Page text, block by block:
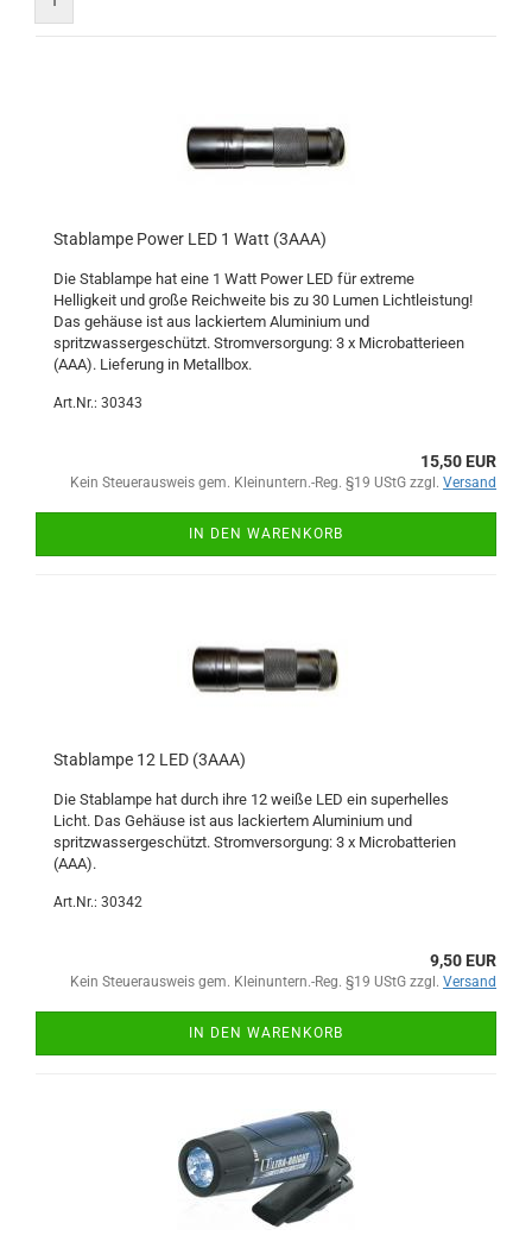
Stablampe Power LED 1 Watt (3AAA)
Die Stablampe hat eine 1 Watt Power LED für extreme
Helligkeit und große Reichweite bis zu 30 Lumen Lichtleistung!
Das gehäuse ist aus lackiertem Aluminium und
spritzwassergeschützt. Stromversorgung: 3 x Microbatterieen
(AAA). Lieferung in Metallbox.
Art.Nr.: 30343
15,50 EUR
Kein Steuerausweis gem. Kleinuntern.-Reg. §19 UStG zzgl. Versand
IN DEN WARENKORB
Stablampe 12 LED (3AAA)
Die Stablampe hat durch ihre 12 weiße LED ein superhelles
Licht. Das Gehäuse ist aus lackiertem Aluminium und
spritzwassergeschützt. Stromversorgung: 3 x Microbatterien
(AAA).
Art.Nr.: 30342
9,50 EUR
Kein Steuerausweis gem. Kleinuntern.-Reg. §19 UStG zzgl. Versand
IN DEN WARENKORB